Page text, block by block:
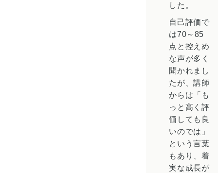
した。
自己評価で
は70～85
点と控えめ
な声が多く
聞かれまし
たが、講師
からは「も
っと高く評
価しても良
いのでは」
という言葉
もあり、着
実な成長が